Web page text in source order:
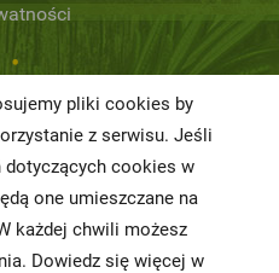
o
pliki cookies by
z serwisu. Jeśli
dotyczących cookies w
one umieszczane na
każdej chwili możesz
Dowiedz się więcej w